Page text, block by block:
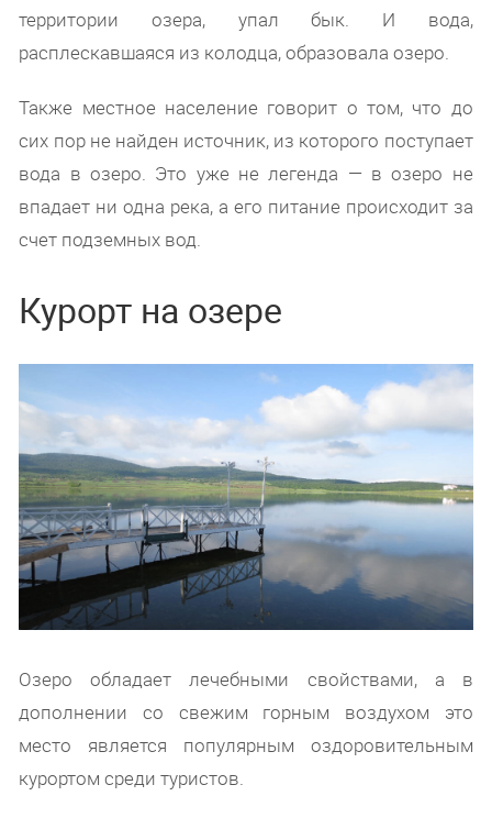
территории озера, упал бык. И вода,
расплескавшаяся из колодца, образовала озеро.
Также местное население говорит о том, что до
сих пор не найден источник, из которого поступает
вода в озеро. Это уже не легенда — в озеро не
впадает ни одна река, а его питание происходит за
счет подземных вод.
Курорт на озере
Озеро обладает лечебными свойствами, а в
дополнении со свежим горным воздухом это
место является популярным оздоровительным
курортом среди туристов.